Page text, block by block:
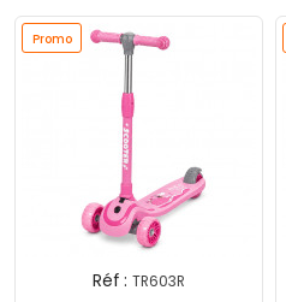
Promo
Réf : TR603R